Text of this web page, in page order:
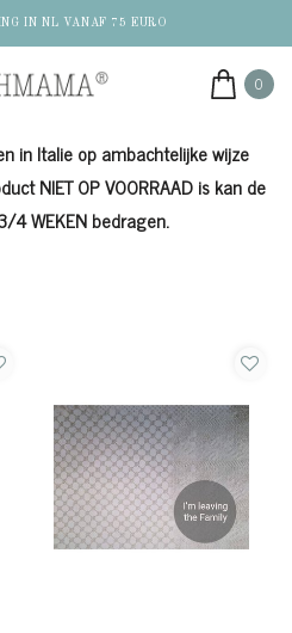
IN NL VANAF 75 EURO
0
in Italie op ambachtelijke wijze
NIET OP VOORRAAD is kan de
4 WEKEN bedragen.